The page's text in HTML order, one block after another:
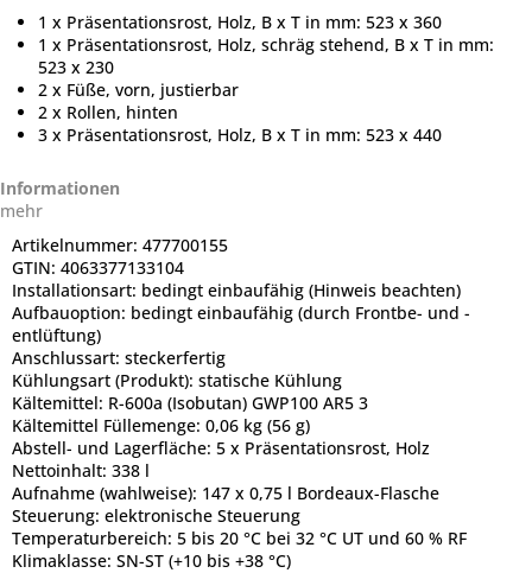
1 x Präsentationsrost, Holz, B x T in mm: 523 x 360
1 x Präsentationsrost, Holz, schräg stehend, B x T in mm:
523 x 230
2 x Füße, vorn, justierbar
2 x Rollen, hinten
3 x Präsentationsrost, Holz, B x T in mm: 523 x 440
Informationen
mehr
Artikelnummer: 477700155
GTIN: 4063377133104
Installationsart: bedingt einbaufähig (Hinweis beachten)
Aufbauoption: bedingt einbaufähig (durch Frontbe- und -
entlüftung)
Anschlussart: steckerfertig
Kühlungsart (Produkt): statische Kühlung
Kältemittel: R-600a (Isobutan) GWP100 AR5 3
Kältemittel Füllemenge: 0,06 kg (56 g)
Abstell- und Lagerfläche: 5 x Präsentationsrost, Holz
Nettoinhalt: 338 l
Aufnahme (wahlweise): 147 x 0,75 l Bordeaux-Flasche
Steuerung: elektronische Steuerung
Temperaturbereich: 5 bis 20 °C bei 32 °C UT und 60 % RF
Klimaklasse: SN-ST (+10 bis +38 °C)